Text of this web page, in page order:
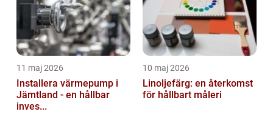
11 maj 2026
Installera värmepump i
Jämtland - en hållbar
inves...
10 maj 2026
Linoljefärg: en återkomst
för hållbart måleri